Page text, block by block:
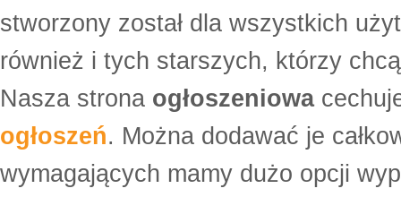
stworzony został dla wszystkich
również i tych starszych, którzy
Nasza strona ogłoszeniowa
ogłoszeń. Można dodawać je
wymagających mamy dużo opcji